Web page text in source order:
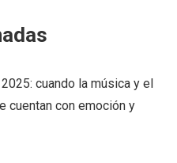
cuando la música y el
cuentan con emoción y